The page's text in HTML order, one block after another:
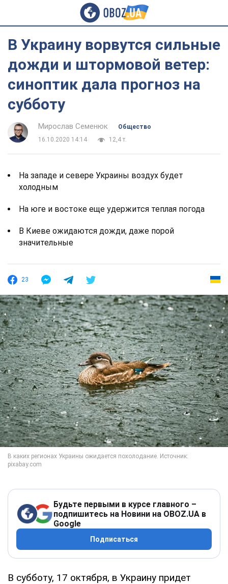
В Украину ворвутся сильные
дожди и штормовой ветер:
синоптик дала прогноз на
субботу
Мирослав Семенюк
Общество
16.10.2020 14:14
12,4 т.
На западе и севере Украины воздух будет
холодным
На юге и востоке еще удержится теплая погода
В Киеве ожидаются дожди, даже порой
значительные
23
Будьте первыми в курсе главного –
подпишитесь на Новини на OBOZ.UA в
Google
Подписаться
В субботу, 17 октября, в Украину придет